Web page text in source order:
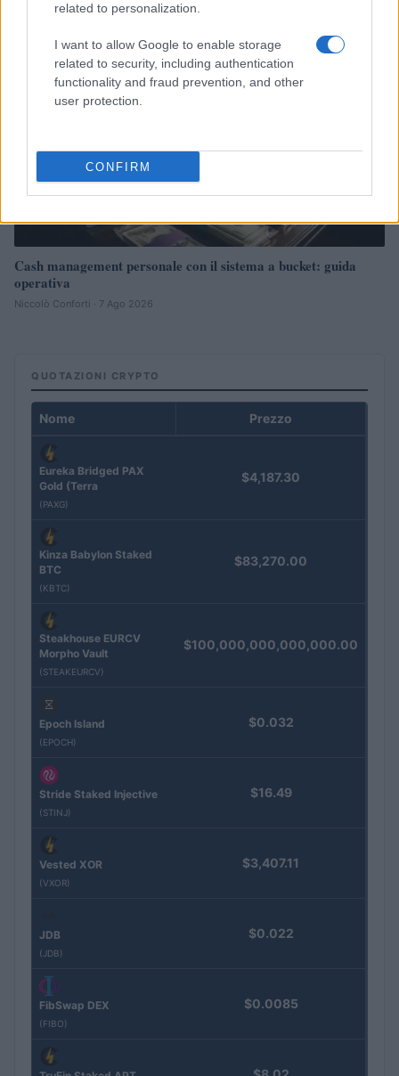
related to personalization.
I want to allow Google to enable storage
related to security, including authentication
functionality and fraud prevention, and other
user protection.
CONFIRM
Cash management personale con il sistema a bucket: guida
operativa
Niccolò Conforti · 7 Ago 2026
QUOTAZIONI CRYPTO
Nome Prezzo
Eureka Bridged PAX
Gold (Terra
(PAXG)
$4,187.30
Kinza Babylon Staked
BTC
(KBTC)
$83,270.00
Steakhouse EURCV
Morpho Vault
(STEAKEURCV)
$100,000,000,000,000.00
Epoch Island
(EPOCH)
$0.032
Stride Staked Injective
(STINJ)
$16.49
Vested XOR
(VXOR)
$3,407.11
JDB
(JDB)
$0.022
FibSwap DEX
(FIBO)
$0.0085